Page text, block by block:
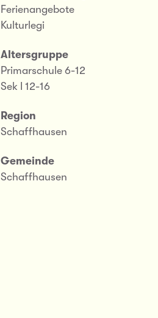
Ferienangebote
Kulturlegi
Altersgruppe
Primarschule 6-12
Sek I 12-16
Region
Schaffhausen
Gemeinde
Schaffhausen